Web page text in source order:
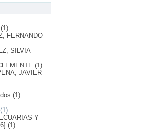
FERNANDO
SILVIA
(1)
JAVIER
(1)
Y
(1)